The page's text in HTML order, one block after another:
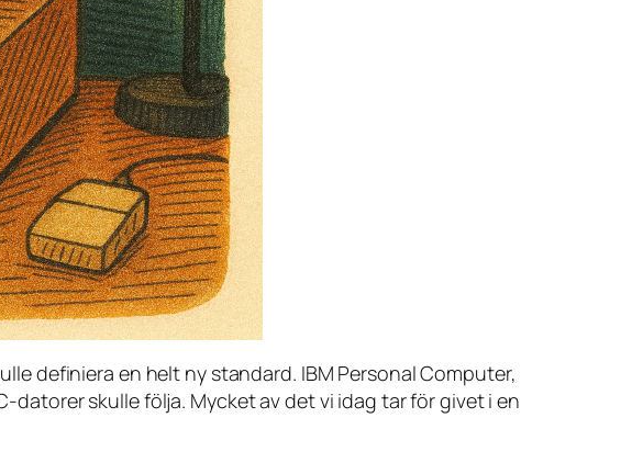
definiera en helt ny standard. IBM Personal Computer,
datorer skulle följa. Mycket av det vi idag tar för givet i en